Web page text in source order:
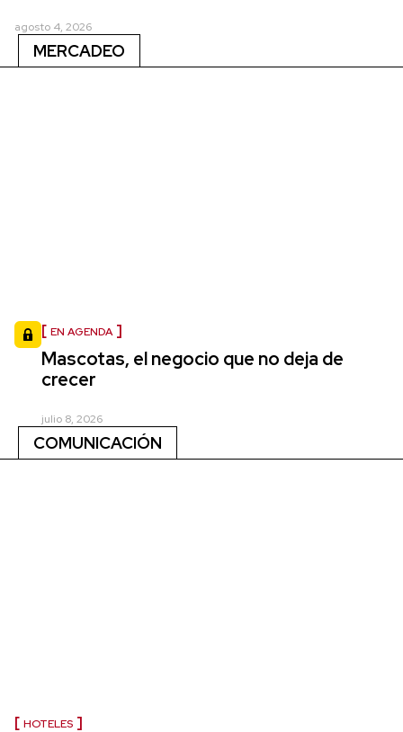
agosto 4, 2026
MERCADEO
EN AGENDA
Mascotas, el negocio que no deja de
crecer
julio 8, 2026
COMUNICACIÓN
HOTELES